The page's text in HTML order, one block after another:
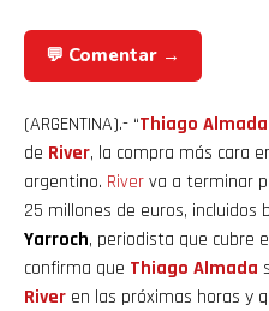
💬 Comentar →
(ARGENTINA).- “Thiago Almada
de River, la compra más cara
argentino. Riverva a terminar
25 millones de euros, incluidos
Yarroch, periodista que cubre
confirma que Thiago Almada
River en las próximas horas y